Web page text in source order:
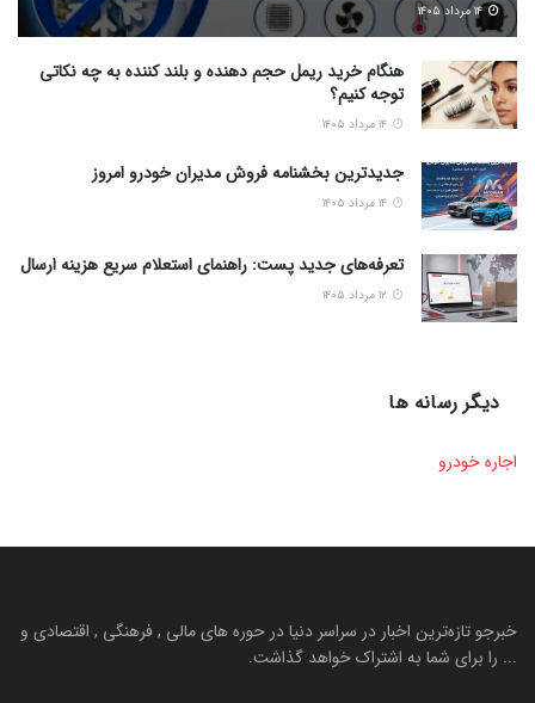
۱۴ مرداد ۱۴۰۵
هنگام خرید ریمل حجم دهنده و بلند کننده به چه نکاتی
توجه کنیم؟
جدیدترین بخشنامه فروش مدیران خودرو امروز
تعرفه‌های جدید پست: راهنمای استعلام سریع هزینه ارسال
دیگر رسانه ها
اجاره خودرو
خبرجو تازه‌ترین اخبار در سراسر دنیا در حوره های مالی , فرهنگی , اقتصادی و
... را برای شما به اشتراک خواهد گذاشت.